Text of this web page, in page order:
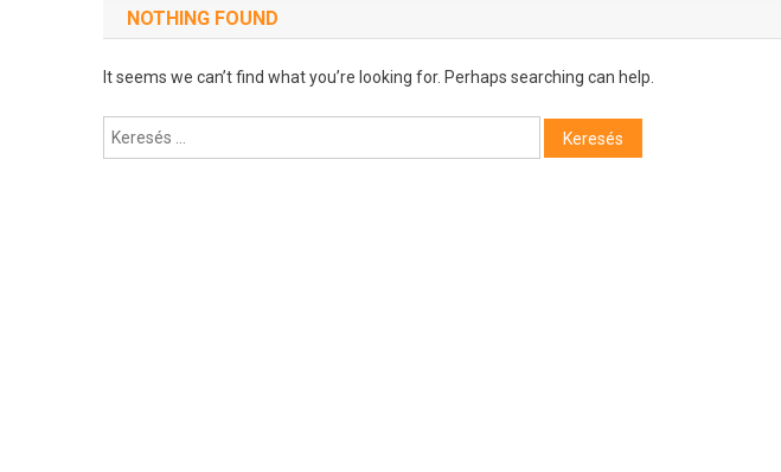
NOTHING FOUND
It seems we can’t find what you’re looking for. Perhaps searching can help.
Keresés: